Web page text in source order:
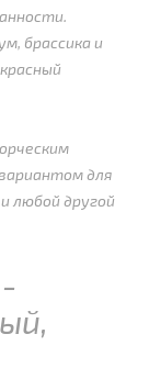
брассика и
для
любой другой